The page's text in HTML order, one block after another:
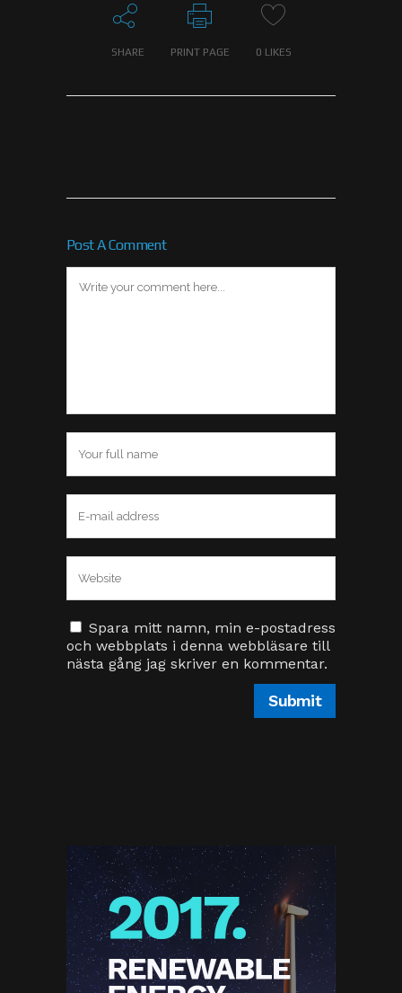
Spara mitt namn, min e-postadress
och webbplats i denna webbläsare till
nästa gång jag skriver en kommentar.
Våra senaste bloggnyheter
Proin gravida nibh vel velit auctor
aliquet. Aenean sollicitudin, lorem
quis bibendum